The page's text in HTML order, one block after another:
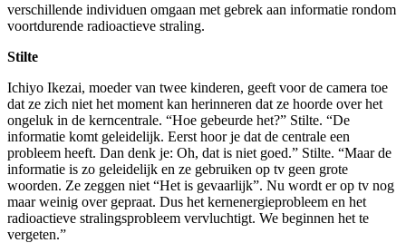
verschillende individuen omgaan met gebrek aan informatie rondom
voortdurende radioactieve straling.
Stilte
Ichiyo Ikezai, moeder van twee kinderen, geeft voor de camera toe
dat ze zich niet het moment kan herinneren dat ze hoorde over het
ongeluk in de kerncentrale. “Hoe gebeurde het?” Stilte. “De
informatie komt geleidelijk. Eerst hoor je dat de centrale een
probleem heeft. Dan denk je: Oh, dat is niet goed.” Stilte. “Maar de
informatie is zo geleidelijk en ze gebruiken op tv geen grote
woorden. Ze zeggen niet “Het is gevaarlijk”. Nu wordt er op tv nog
maar weinig over gepraat. Dus het kernenergieprobleem en het
radioactieve stralingsprobleem vervluchtigt. We beginnen het te
vergeten.”